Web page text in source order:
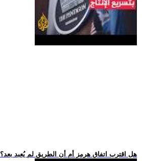
.. هل اقترب اتفاق هرمز أم أن الطريق لم يُعبد بعد؟